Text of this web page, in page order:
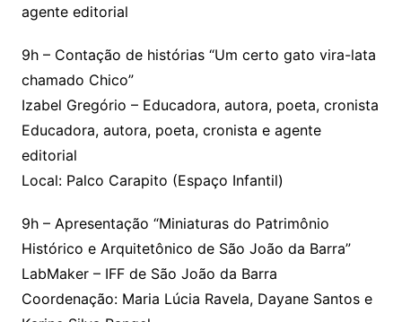
agente editorial
9h – Contação de histórias “Um certo gato vira-lata
chamado Chico”
Izabel Gregório – Educadora, autora, poeta, cronista
Educadora, autora, poeta, cronista e agente
editorial
Local: Palco Carapito (Espaço Infantil)
9h – Apresentação “Miniaturas do Patrimônio
Histórico e Arquitetônico de São João da Barra”
LabMaker – IFF de São João da Barra
Coordenação: Maria Lúcia Ravela, Dayane Santos e